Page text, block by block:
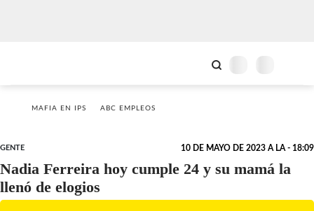
MAFIA EN IPS ABC EMPLEOS
GENTE 10 DE MAYO DE 2023 A LA - 18:09
Nadia Ferreira hoy cumple 24 y su mamá la
llenó de elogios